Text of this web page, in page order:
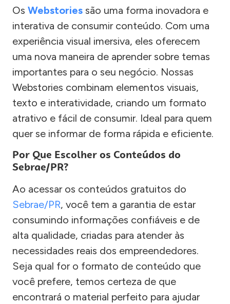
Os Webstories são uma forma inovadora e
interativa de consumir conteúdo. Com uma
experiência visual imersiva, eles oferecem
uma nova maneira de aprender sobre temas
importantes para o seu negócio. Nossas
Webstories combinam elementos visuais,
texto e interatividade, criando um formato
atrativo e fácil de consumir. Ideal para quem
quer se informar de forma rápida e eficiente.
Por Que Escolher os Conteúdos do
Sebrae/PR?
Ao acessar os conteúdos gratuitos do
Sebrae/PR, você tem a garantia de estar
consumindo informações confiáveis e de
alta qualidade, criadas para atender às
necessidades reais dos empreendedores.
Seja qual for o formato de conteúdo que
você prefere, temos certeza de que
encontrará o material perfeito para ajudar